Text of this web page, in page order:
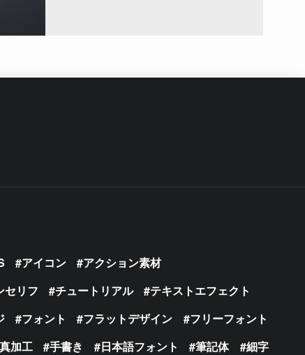
アイコン
アクション素材
セリフ チュートリアル
テキストエフェクト
フォント フラットデザイン
フリーフォント
加工 手書き 日本語フォント 筆記体 細字